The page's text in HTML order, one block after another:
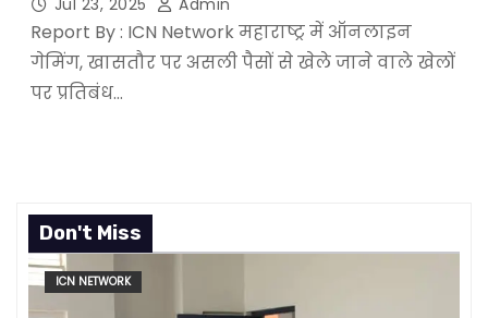
Jul 23, 2025 Admin
Report By : ICN Network महाराष्ट्र में ऑनलाइन
गेमिंग, खासतौर पर असली पैसों से खेले जाने वाले खेलों
पर प्रतिबंध…
Don't Miss
ICN NETWORK